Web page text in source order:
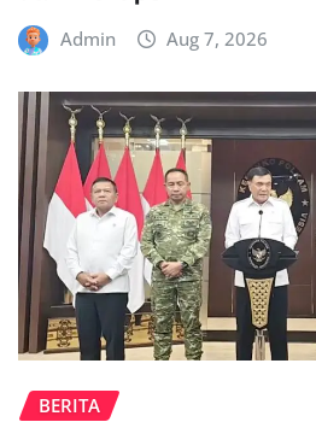
Admin Aug 7, 2026
BERITA